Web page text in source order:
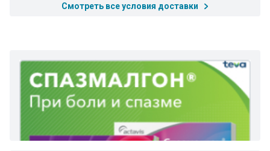
Смотреть все условия доставки